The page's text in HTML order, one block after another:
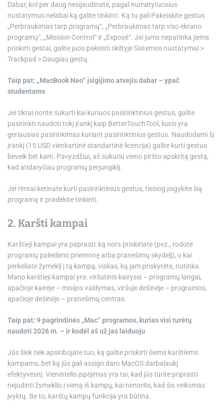
Dabar, kol per daug nesijaudinate, pagal numatytuosius
nustatymus nelabai ką galite tinkinti. Ką tu gali Pakeiskite gestus
„Perbraukimas tarp programų“, „Perbraukimas tarp viso ekrano
programų“, „Mission Control“ ir „Exposé“. Jei jums nepatinka jiems
priskirti gestai, galite juos pakeisti skiltyje Sistemos nustatymai >
Trackpad > Daugiau gestų.
Taip pat: „MacBook Neo“ įsigijimo atvejis dabar – ypač
studentams
Jei tikrai norite sukurti kai kuriuos pasirinktinius gestus, galite
pasirinkti naudoti tokį įrankį kaip BetterTouchTool, kuris yra
geriausias pasirinkimas kuriant pasirinktinius gestus. Naudodami šį
įrankį (15 USD vienkartinė standartinė licencija) galite kurti gestus
beveik bet kam. Pavyzdžiui, aš sukuriu vieno piršto apskritą gestą,
kad atidaryčiau programų perjungiklį.
Jei rimtai ketinate kurti pasirinktinius gestus, tiesiog įsigykite šią
programą ir pradėkite tinkinti.
2. Karšti kampai
Karštieji kampai yra paprasti: ką nors priskiriate (pvz., rodote
programų paleidimo priemonę arba pranešimų skydelį), o kai
perkeliate žymeklį į tą kampą, viskas, ką jam priskyrėte, nutinka.
Mano karštieji kampai yra: viršutinis kairysis – programų langai,
apačioje kairėje – misijos valdymas, viršuje dešinėje – programos,
apačioje dešinėje – pranešimų centras.
Taip pat: 9 pagrindinės „Mac“ programos, kurias visi turėtų
naudoti 2026 m. – ir kodėl aš už jas laiduoju
Jūs šiek tiek apsiribojate tuo, ką galite priskirti šiems karštiems
kampams, bet ką jūsgali assign daro MacOS darbalaukį
efektyvesnį. Vienintelis įspėjimas yra tai, kad jūs turite priprasti
nejudinti žymeklio į vieną iš kampų, kai nenorite, kad šis veiksmas
įvyktų. Be to, karštų kampų funkcija yra būtina.